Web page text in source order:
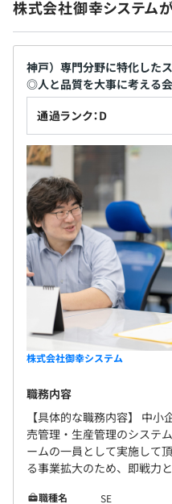
様々ですが、平均として
ームを編成します。
当社プロパー約50名の年
ており、30代、40代がそ
なっております。
開発形態としては、請負
基づき対応させていただ
器、サーバ、端末など） ④東日本事業部 〜首都圏の
幅広いお客さまに対応
ータルに対応〜 首都圏
リ・組込み開発、多様
を手掛けています。業務
ムの開発・保守、シス
案・構築・保守運用な
業（開発）・製造業（
（開発）・流通業（構築
ス（保守運用）に対応
動産業向け基幹システム
公官庁内部管理系のシ
ナビゲーションシステ
ード運用
株式会社御幸システム
神戸）専門分野に特化した
◎人と品質を大事に考える
通過ランク：D
株式会社御幸システム
職務内容
【具体的な職務内容】 中
売管理・生産管理のシステ
ームの一員として実施して
る事業拡大のため、即戦力
職種名 SE